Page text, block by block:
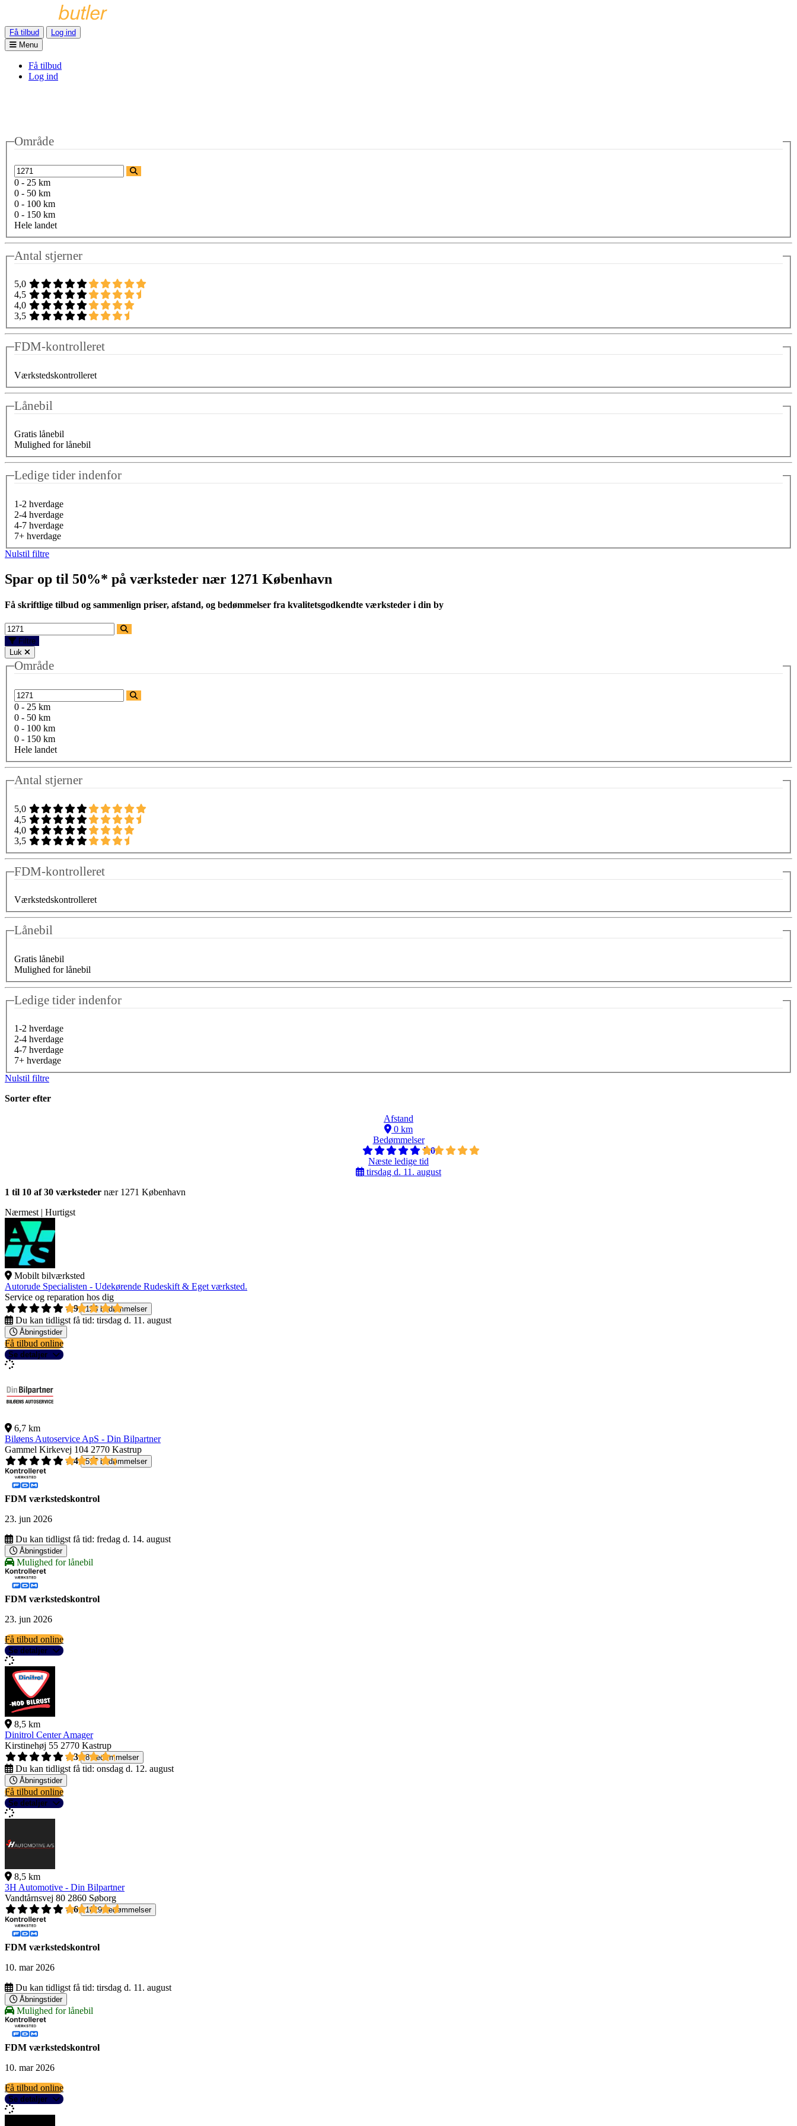
Få tilbud
Log ind
Menu
Få tilbud
Log ind
Område
0 - 25 km
0 - 50 km
0 - 100 km
0 - 150 km
Hele landet
Antal stjerner
5,0
4,5
4,0
3,5
FDM-kontrolleret
Værkstedskontrolleret
Lånebil
Gratis lånebil
Mulighed for lånebil
Ledige tider indenfor
1-2 hverdage
2-4 hverdage
4-7 hverdage
7+ hverdage
Nulstil filtre
Spar op til 50%* på værksteder nær 1271 København
Få skriftlige tilbud og sammenlign priser, afstand, og bedømmelser fra kvalitetsgodkendte værksteder i din by
Filtre
Luk
Område
0 - 25 km
0 - 50 km
0 - 100 km
0 - 150 km
Hele landet
Antal stjerner
5,0
4,5
4,0
3,5
FDM-kontrolleret
Værkstedskontrolleret
Lånebil
Gratis lånebil
Mulighed for lånebil
Ledige tider indenfor
1-2 hverdage
2-4 hverdage
4-7 hverdage
7+ hverdage
Nulstil filtre
Sorter efter
Afstand
0 km
Bedømmelser
5,0
Næste ledige tid
tirsdag d. 11. august
1 til 10 af 30 værksteder nær 1271 København
Nærmest | Hurtigst
Mobilt bilværksted
Autorude Specialisten - Udekørende Rudeskift & Eget værksted.
Service og reparation hos dig
4,9
135 bedømmelser
Du kan tidligst få tid: tirsdag d. 11. august
Åbningstider
Få tilbud online
Se detaljer
6,7 km
Biløens Autoservice ApS - Din Bilpartner
Gammel Kirkevej 104 2770 Kastrup
4,4
517 bedømmelser
FDM værkstedskontrol
23. jun 2026
Du kan tidligst få tid: fredag d. 14. august
Åbningstider
Mulighed for lånebil
FDM værkstedskontrol
23. jun 2026
Få tilbud online
Se detaljer
8,5 km
Dinitrol Center Amager
Kirstinehøj 55 2770 Kastrup
4,3
8 bedømmelser
Du kan tidligst få tid: onsdag d. 12. august
Åbningstider
Få tilbud online
Se detaljer
8,5 km
3H Automotive - Din Bilpartner
Vandtårnsvej 80 2860 Søborg
4,6
1619 bedømmelser
FDM værkstedskontrol
10. mar 2026
Du kan tidligst få tid: tirsdag d. 11. august
Åbningstider
Mulighed for lånebil
FDM værkstedskontrol
10. mar 2026
Få tilbud online
Se detaljer